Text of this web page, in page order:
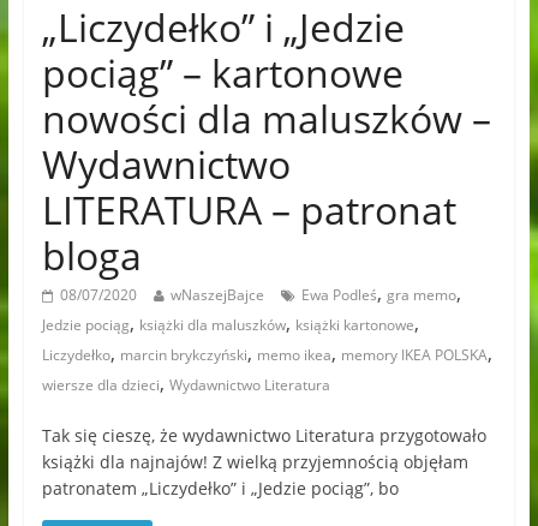
„Liczydełko” i „Jedzie
pociąg” – kartonowe
nowości dla maluszków –
Wydawnictwo
LITERATURA – patronat
bloga
08/07/2020 wNaszejBajce Ewa Podleś, gra memo,
Jedzie pociąg, książki dla maluszków, książki kartonowe,
Liczydełko, marcin brykczyński, memo ikea, memory IKEA POLSKA,
wiersze dla dzieci, Wydawnictwo Literatura
Tak się cieszę, że wydawnictwo Literatura przygotowało
książki dla najnajów! Z wielką przyjemnością objęłam
patronatem „Liczydełko” i „Jedzie pociąg”, bo